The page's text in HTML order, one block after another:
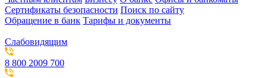
Сертификаты безопасности Поиск по сайту
Обращение в банк Тарифы и документы
Слабовидящим
8 800 2009 700